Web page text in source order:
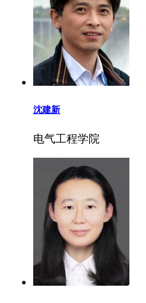
沈建新
电气工程学院